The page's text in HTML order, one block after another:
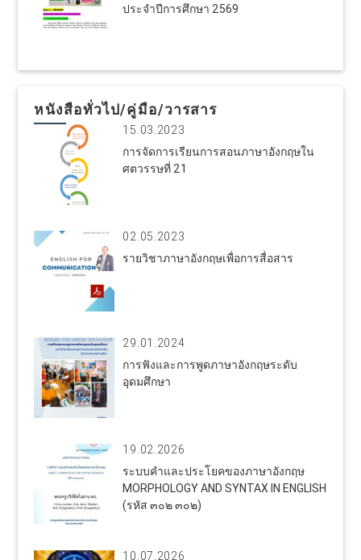
ประจำปีการศึกษา 2569
หนังสือทั่วไป/คู่มือ/วารสาร
15.03.2023
การจัดการเรียนการสอนภาษาอังกฤษใน
ศตวรรษที่ 21
02.05.2023
รายวิชาภาษาอังกฤษเพื่อการสื่อสาร
29.01.2024
การฟังและการพูดภาษาอังกฤษระดับ
อุดมศึกษา
19.02.2026
ระบบคำและประโยคของภาษาอังกฤษ
MORPHOLOGY AND SYNTAX IN ENGLISH
(รหัส ๓๐๒ ๓๐๒)
10.07.2026